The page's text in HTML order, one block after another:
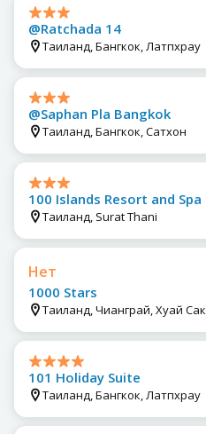
@Ratchada 14
Таиланд, Бангкок, Латпхрау
@Saphan Pla Bangkok
Таиланд, Бангкок, Сатхон
100 Islands Resort and Spa
Таиланд, Surat Thani
Нет
1000 Stars
Таиланд, Чианграй, Хуай Сак
101 Holiday Suite
Таиланд, Бангкок, Латпхрау